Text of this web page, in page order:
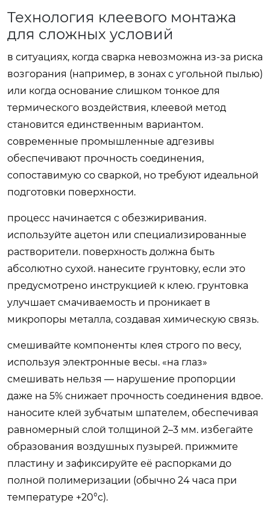
Технология клеевого монтажа
для сложных условий
в ситуациях, когда сварка невозможна из-за риска
возгорания (например, в зонах с угольной пылью)
или когда основание слишком тонкое для
термического воздействия, клеевой метод
становится единственным вариантом.
современные промышленные адгезивы
обеспечивают прочность соединения,
сопоставимую со сваркой, но требуют идеальной
подготовки поверхности.
процесс начинается с обезжиривания.
используйте ацетон или специализированные
растворители. поверхность должна быть
абсолютно сухой. нанесите грунтовку, если это
предусмотрено инструкцией к клею. грунтовка
улучшает смачиваемость и проникает в
микропоры металла, создавая химическую связь.
смешивайте компоненты клея строго по весу,
используя электронные весы. «на глаз»
смешивать нельзя — нарушение пропорции
даже на 5% снижает прочность соединения вдвое.
наносите клей зубчатым шпателем, обеспечивая
равномерный слой толщиной 2–3 мм. избегайте
образования воздушных пузырей. прижмите
пластину и зафиксируйте её распорками до
полной полимеризации (обычно 24 часа при
температуре +20°c).